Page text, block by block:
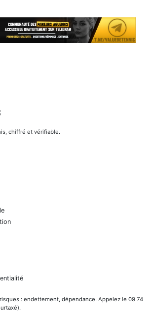
chiffré et vérifiable.
: endettement, dépendance. Appelez le 09 74